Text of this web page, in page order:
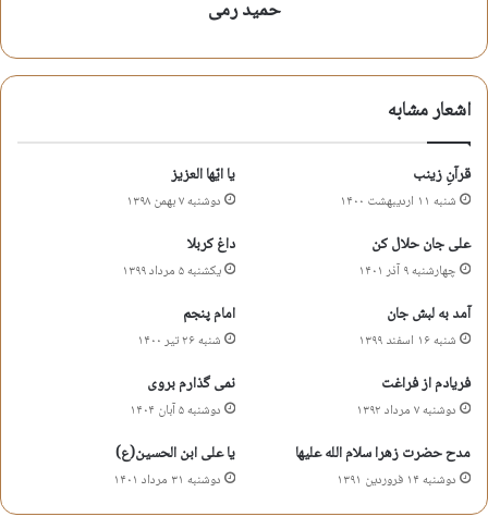
حمید رمی
اشعار مشابه
قرآنِ زینب
شنبه ۱۱ اردیبهشت ۱۴۰۰
یا ایّها العزیز
دوشنبه ۷ بهمن ۱۳۹۸
علی جان حلال کن
چهارشنبه ۹ آذر ۱۴۰۱
داغ کربلا
یکشنبه ۵ مرداد ۱۳۹۹
آمد به لبش جان
شنبه ۱۶ اسفند ۱۳۹۹
امام پنجم
شنبه ۲۶ تیر ۱۴۰۰
فریادم از فراغت
دوشنبه ۷ مرداد ۱۳۹۲
نمی گذارم بروی
دوشنبه ۵ آبان ۱۴۰۴
مدح حضرت زهرا سلام الله علیها
دوشنبه ۱۴ فروردین ۱۳۹۱
یا علی ابن الحسین(ع)
دوشنبه ۳۱ مرداد ۱۴۰۱